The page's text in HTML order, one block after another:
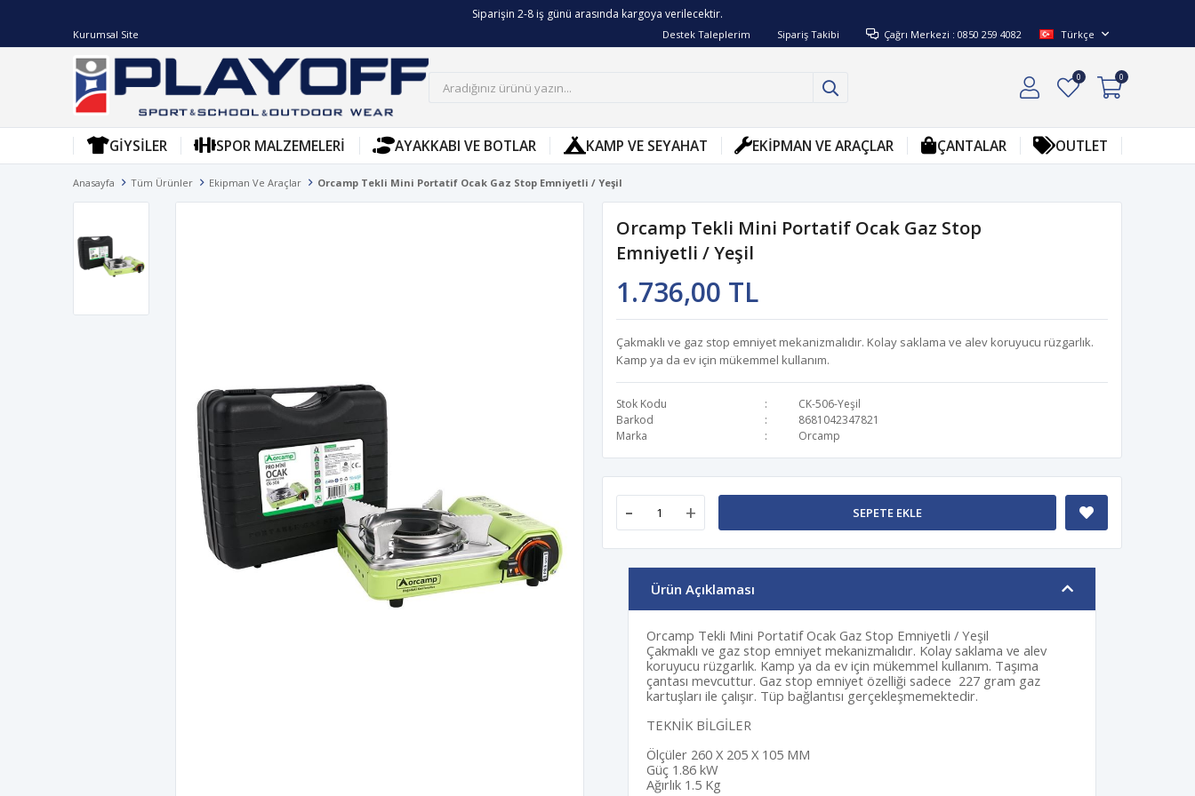
Siparişin 2-8 iş günü arasında kargoya verilecektir.
Kurumsal Site Destek Taleplerim Sipariş Takibi Çağrı Merkezi : 0850 259 4082 Türkçe
0 0
GIYSILER SPOR MALZEMELERI AYAKKABI VE BOTLAR KAMP VE SEYAHAT EKIPMAN VE ARAÇLAR ÇANTALAR OUTLET
Anasayfa Tüm Ürünler Ekipman Ve Araçlar Orcamp Tekli Mini Portatif Ocak Gaz Stop Emniyetli / Yeşil
Orcamp Tekli Mini Portatif Ocak Gaz Stop
Emniyetli / Yeşil
1.736,00 TL
Çakmaklı ve gaz stop emniyet mekanizmalıdır. Kolay saklama ve alev koruyucu rüzgarlık.
Kamp ya da ev için mükemmel kullanım.
Stok Kodu
CK-506-Yeşil
Barkod
8681042347821
Marka
Orcamp
- + SEPETE EKLE
Ürün Açıklaması
Orcamp Tekli Mini Portatif Ocak Gaz Stop Emniyetli / Yeşil
Çakmaklı ve gaz stop emniyet mekanizmalıdır. Kolay saklama ve alev
koruyucu rüzgarlık. Kamp ya da ev için mükemmel kullanım. Taşıma
çantası mevcuttur. Gaz stop emniyet özelliği sadece 227 gram gaz
kartuşları ile çalışır. Tüp bağlantısı gerçekleşmemektedir.
TEKNİK BİLGİLER
Ölçüler 260 X 205 X 105 MM
Güç 1.86 kW
Ağırlık 1.5 Kg